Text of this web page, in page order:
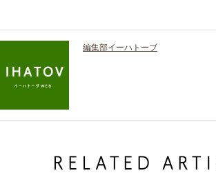
編集部イーハトーブ